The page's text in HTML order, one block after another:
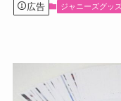
広告 ジャニーズグッ